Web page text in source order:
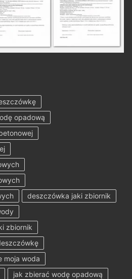
opadową
deszczówka jaki zbiornik
zbiornik
moja woda
jak zbierać wodę opadową